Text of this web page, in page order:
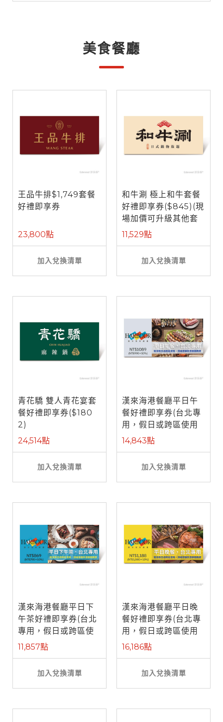
美食餐廳
王品牛排$1,749套餐
好禮即享券
23,800點
加入兌換清單
和牛涮 極上和牛套餐
好禮即享券($845)(現
場加價可升級其他套
餐)
11,529點
加入兌換清單
青花驕 雙人青花宴套
餐好禮即享券($180
2)
24,514點
加入兌換清單
漢來海港餐廳平日午
餐好禮即享券(台北專
用，假日或跨區使用
需補差額)
14,843點
加入兌換清單
漢來海港餐廳平日下
午茶好禮即享券(台北
專用，假日或跨區使
用需補差額)
11,857點
加入兌換清單
漢來海港餐廳平日晚
餐好禮即享券(台北專
用，假日或跨區使用
需補差額)
16,186點
加入兌換清單